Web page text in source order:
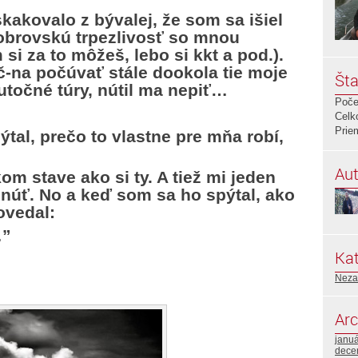
z bývalej, že som sa išiel
trpezlivosť so mnou
si za to môžeš, lebo si kkt a pod.).
na počúvať stále dookola tie moje
túry, nútil ma nepiť…
prečo to vlastne pre mňa robí,
stave ako si ty. A tiež mi jeden
No a keď som sa ho spýtal, ako